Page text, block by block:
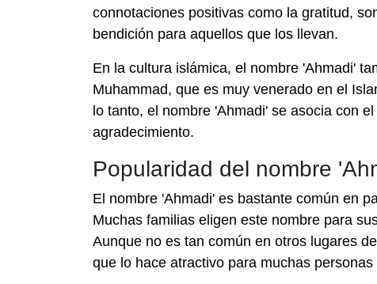
connotaciones positivas como la gratitud,
bendición para aquellos que los llevan.
En la cultura islámica, el nombre 'Ahmadi'
Muhammad, que es muy venerado en el
lo tanto, el nombre 'Ahmadi' se asocia con
agradecimiento.
Popularidad del nombre
El nombre 'Ahmadi' es bastante común en
Muchas familias eligen este nombre para
Aunque no es tan común en otros lugares
que lo hace atractivo para muchas